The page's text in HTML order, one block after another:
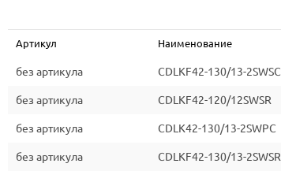
Артикул Наименование
без артикула CDLKF42-130/13-2SWSC
без артикула CDLKF42-120/12SWSR
без артикула CDLK42-130/13-2SWPC
без артикула CDLKF42-130/13-2SWSR